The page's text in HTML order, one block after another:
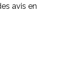
avis en